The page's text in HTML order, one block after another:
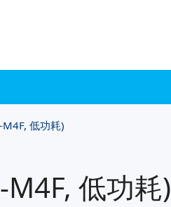
低功耗)
低功耗)